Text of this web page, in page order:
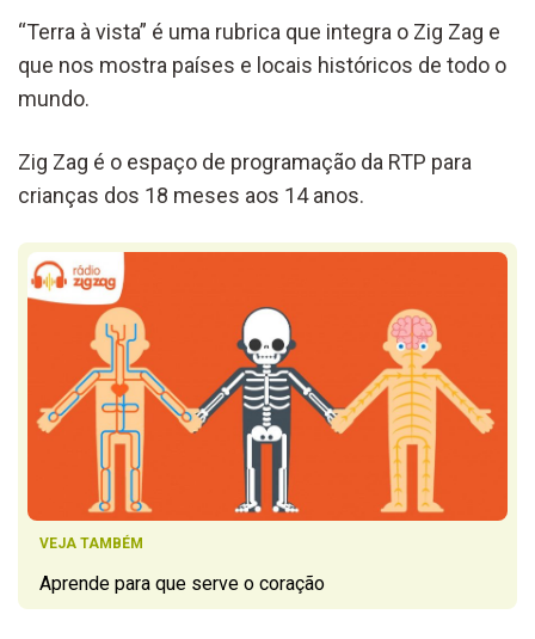
“Terra à vista” é uma rubrica que integra o Zig Zag e
que nos mostra países e locais históricos de todo o
mundo.
Zig Zag é o espaço de programação da RTP para
crianças dos 18 meses aos 14 anos.
VEJA TAMBÉM
Aprende para que serve o coração